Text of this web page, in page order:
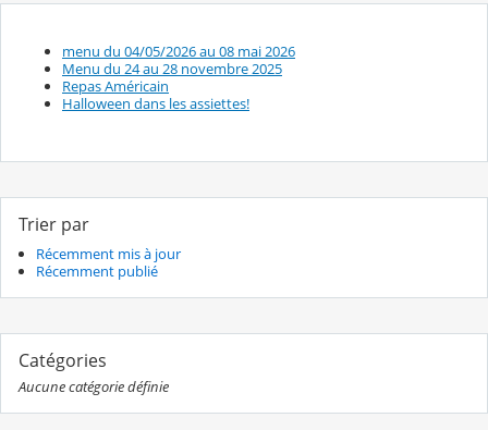
menu du 04/05/2026 au 08 mai 2026
Menu du 24 au 28 novembre 2025
Repas Américain
Halloween dans les assiettes!
Trier par
Récemment mis à jour
Récemment publié
Catégories
Aucune catégorie définie